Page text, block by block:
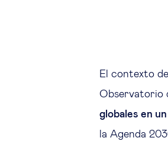
El contexto
Observatorio
globales en
la Agenda